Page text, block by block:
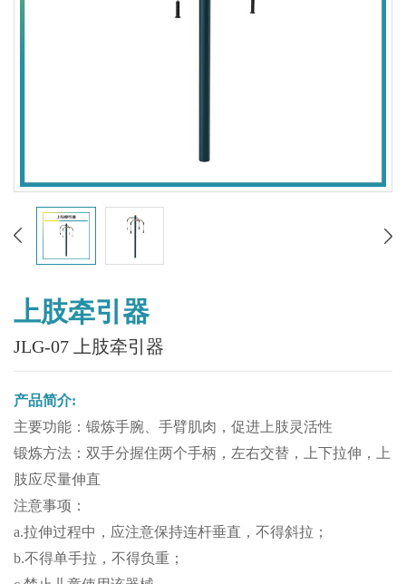
上肢牵引器
JLG-07 上肢牵引器
产品简介:
主要功能：锻炼手腕、手臂肌肉，促进上肢灵活性
锻炼方法：双手分握住两个手柄，左右交替，上下拉伸，上
肢应尽量伸直
注意事项：
a.拉伸过程中，应注意保持连杆垂直，不得斜拉；
b.不得单手拉，不得负重；